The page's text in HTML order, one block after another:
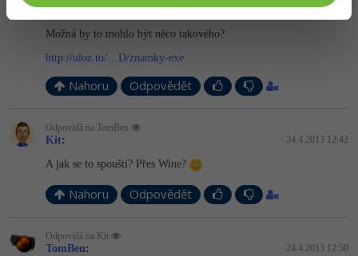
TomBen: 24.4.2013 12:40
Možná by to mohlo být něco takového?
http://uloz.to/…D/znamky-exe
Nahoru Odpovědět
Odpovídá na TomBen
Kit: 24.4.2013 12:42
A jak se to spouští? Přes Wine?
Nahoru Odpovědět
Odpovídá na Kit
TomBen: 24.4.2013 12:50